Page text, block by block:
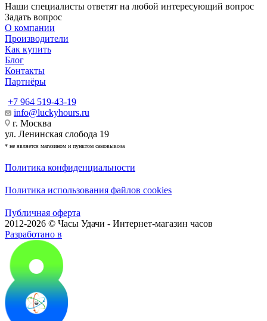
Наши специалисты ответят на любой интересующий вопрос
Задать вопрос
О компании
Производители
Как купить
Блог
Контакты
Партнёры
+7 964 519-43-19
info@luckyhours.ru
г. Москва
ул. Ленинская слобода 19
* не является магазином и пунктом самовывоза
Политика конфиденциальности
Политика использования файлов cookies
Публичная оферта
2012-2026 © Часы Удачи - Интернет-магазин часов
Разработано в